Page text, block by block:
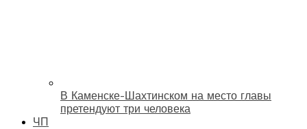
В Каменске-Шахтинском на место главы
претендуют три человека
ЧП